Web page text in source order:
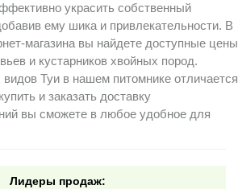
украсить собственный
ему шика и привлекательности. В
магазина вы найдете доступные цены
и кустарников хвойных пород.
Туи в нашем питомнике отличается
и заказать доставку
вы сможете в любое удобное для
Лидеры продаж: